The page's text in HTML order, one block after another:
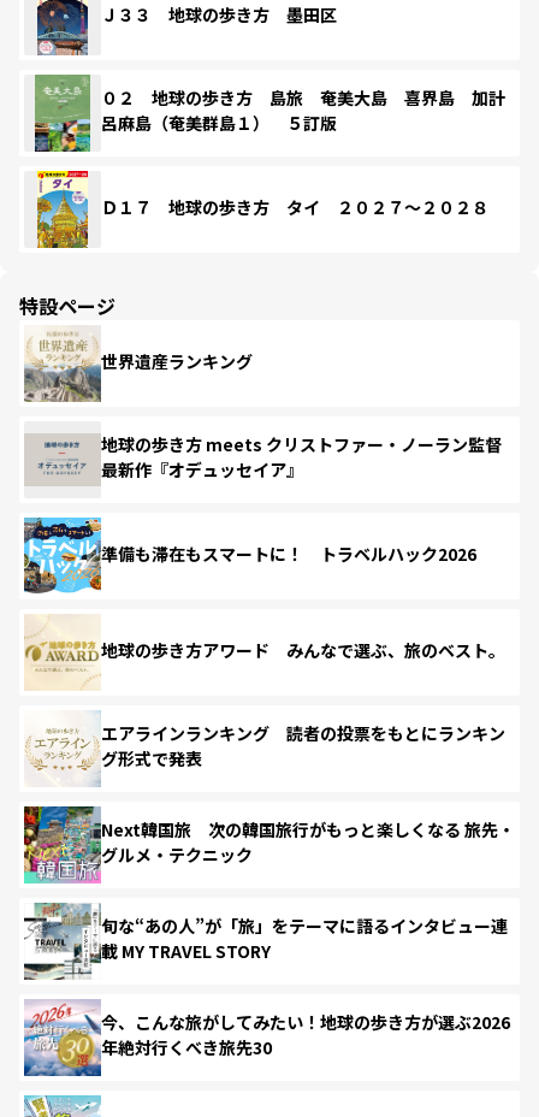
Ｊ３３ 地球の歩き方 墨田区
０２ 地球の歩き方 島旅 奄美大島 喜界島 加計
呂麻島（奄美群島１） ５訂版
Ｄ１７ 地球の歩き方 タイ ２０２７～２０２８
特設ページ
世界遺産ランキング
地球の歩き方 meets クリストファー・ノーラン監督
最新作『オデュッセイア』
準備も滞在もスマートに！ トラベルハック2026
地球の歩き方アワード みんなで選ぶ、旅のベスト。
エアラインランキング 読者の投票をもとにランキン
グ形式で発表
Next韓国旅 次の韓国旅行がもっと楽しくなる 旅先・
グルメ・テクニック
旬な“あの人”が「旅」をテーマに語るインタビュー連
載 MY TRAVEL STORY
今、こんな旅がしてみたい！地球の歩き方が選ぶ2026
年絶対行くべき旅先30